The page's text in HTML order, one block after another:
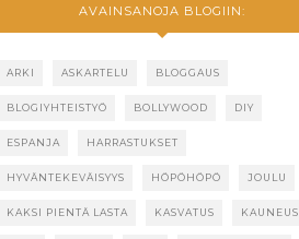
AVAINSANOJA BLOGIIN:
ARKI ASKARTELU BLOGGAUS
BLOGIYHTEISTYÖ BOLLYWOOD DIY
ESPANJA HARRASTUKSET
HYVÄNTEKEVÄISYYS HÖPÖHÖPÖ JOULU
KAKSI PIENTÄ LASTA KASVATUS KAUNEUS